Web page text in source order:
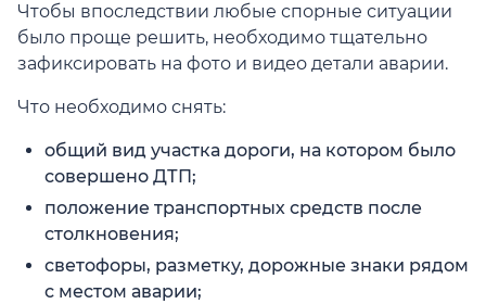
Чтобы впоследствии любые спорные ситуации
было проще решить, необходимо тщательно
зафиксировать на фото и видео детали аварии.
Что необходимо снять:
общий вид участка дороги, на котором было
совершено ДТП;
положение транспортных средств после
столкновения;
светофоры, разметку, дорожные знаки рядом
с местом аварии;